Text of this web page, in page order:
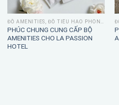
PHÚC CHUNG CUNG CẤP BỘ
AMENITIES CHO LA PASSION
HOTEL